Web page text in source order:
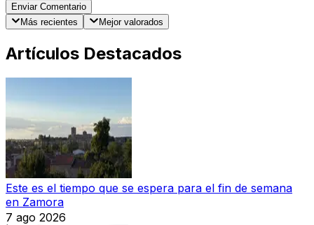
Enviar Comentario
Más recientes
Mejor valorados
Artículos Destacados
Este es el tiempo que se espera para el fin de semana
en Zamora
7 ago 2026